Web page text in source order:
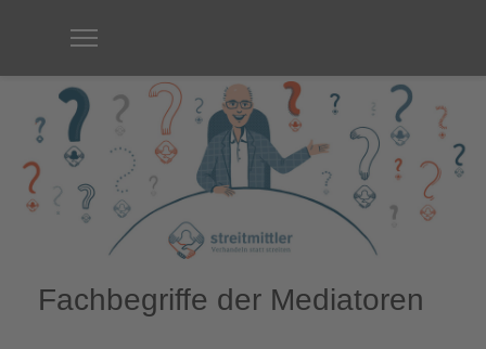
Fachbegriffe der Mediatoren